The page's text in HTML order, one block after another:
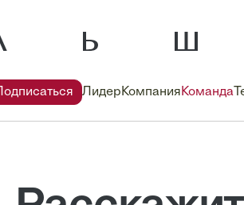
Подписаться ЛидерКомпанияКоманда